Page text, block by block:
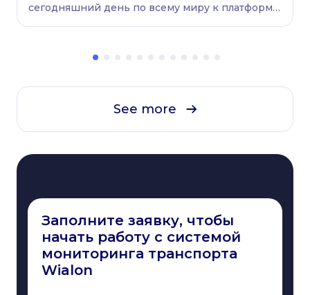
сегодняшний день по всему миру к платформе
See more
Заполните заявку, чтобы
начать работу с системой
мониторинга транспорта
Wialon